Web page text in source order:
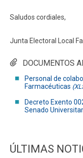
DOCUMENTOS
Personal de
Farmacéuticas
Decreto Exento
Senado
Saludos cordiales,
Junta Electoral Local
ÚLTIMAS